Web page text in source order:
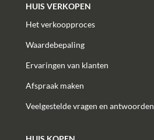
HUIS VERKOPEN
Het verkoopproces
Waardebepaling
Ervaringen van klanten
Afspraak maken
Veelgestelde vragen en antwoorden